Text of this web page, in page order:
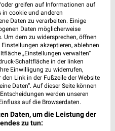
15 km
Junges Wohnen
Gültig bis Fr. 14.08.
XXXLutz
greifen auf Informationen auf
in cookie und anderen
Daten zu verarbeiten. Einige
Daten möglicherweise
Um dem zu widersprechen, öffnen
Einstellungen akzeptieren, ablehnen
„Einstellungen verwalten“
Schaltfläche in der linken
Einwilligung zu widerrufen,
Link in der Fußzeile der Website
Daten“. Auf dieser Seite können
werden unseren
auf die Browserdaten.
Daten, um die Leistung der
zu tun: